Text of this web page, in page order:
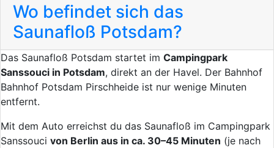
Wo befindet sich das
Saunafloß Potsdam?
Das Saunafloß Potsdam startet im Campingpark
Sanssouci in Potsdam, direkt an der Havel. Der Bahnhof
Bahnhof Potsdam Pirschheide ist nur wenige Minuten
entfernt.
Mit dem Auto erreichst du das Saunafloß im Campingpark
Sanssouci von Berlin aus in ca. 30–45 Minuten (je nach